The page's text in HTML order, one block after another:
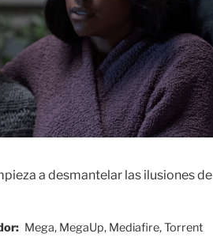
a desmantelar las ilusiones de
Mega, MegaUp, Mediafire, Torrent